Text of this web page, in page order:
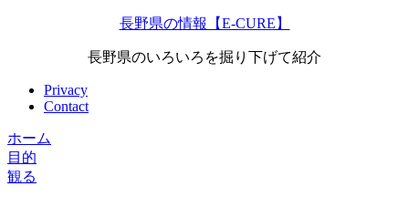
長野県の情報【E-CURE】
長野県のいろいろを掘り下げて紹介
Privacy
Contact
ホーム
目的
観る